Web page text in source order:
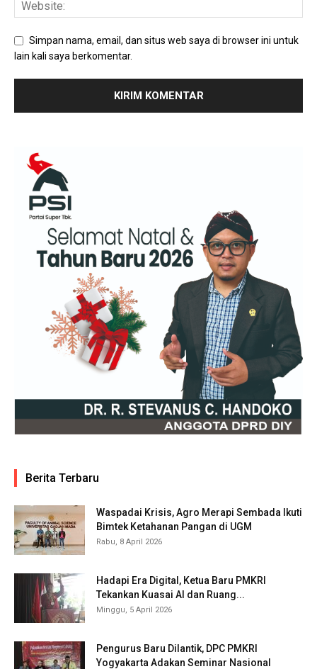
Simpan nama, email, dan situs web saya di browser ini untuk
lain kali saya berkomentar.
Berita Terbaru
Waspadai Krisis, Agro Merapi Sembada Ikuti
Bimtek Ketahanan Pangan di UGM
Rabu, 8 April 2026
Hadapi Era Digital, Ketua Baru PMKRI
Tekankan Kuasai AI dan Ruang...
Minggu, 5 April 2026
Pengurus Baru Dilantik, DPC PMKRI
Yogyakarta Adakan Seminar Nasional